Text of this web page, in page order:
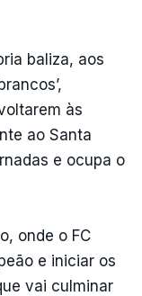
baliza, aos
às
ao Santa
e ocupa o
onde o FC
e iniciar os
vai culminar